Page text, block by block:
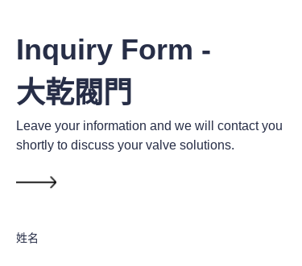
Inquiry Form -
大乾閥門
姓名
Leave your information and we will contact you
shortly to discuss your valve solutions.